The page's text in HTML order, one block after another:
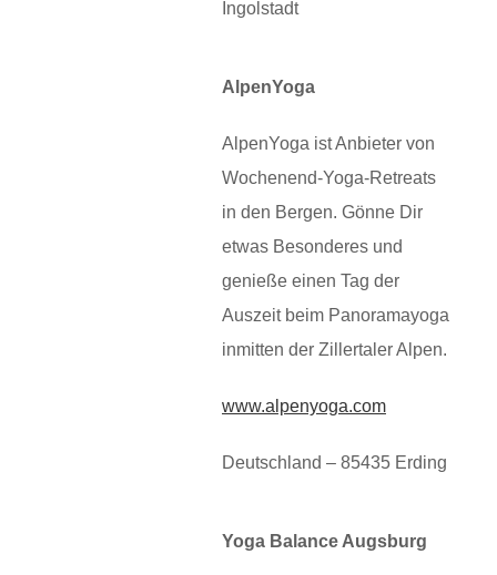
Ingolstadt
AlpenYoga
AlpenYoga ist Anbieter von
Wochenend-Yoga-Retreats
in den Bergen. Gönne Dir
etwas Besonderes und
genieße einen Tag der
Auszeit beim Panoramayoga
inmitten der Zillertaler Alpen.
www.alpenyoga.com
Deutschland – 85435 Erding
Yoga Balance Augsburg